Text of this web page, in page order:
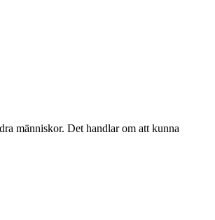
människor. Det handlar om att kunna